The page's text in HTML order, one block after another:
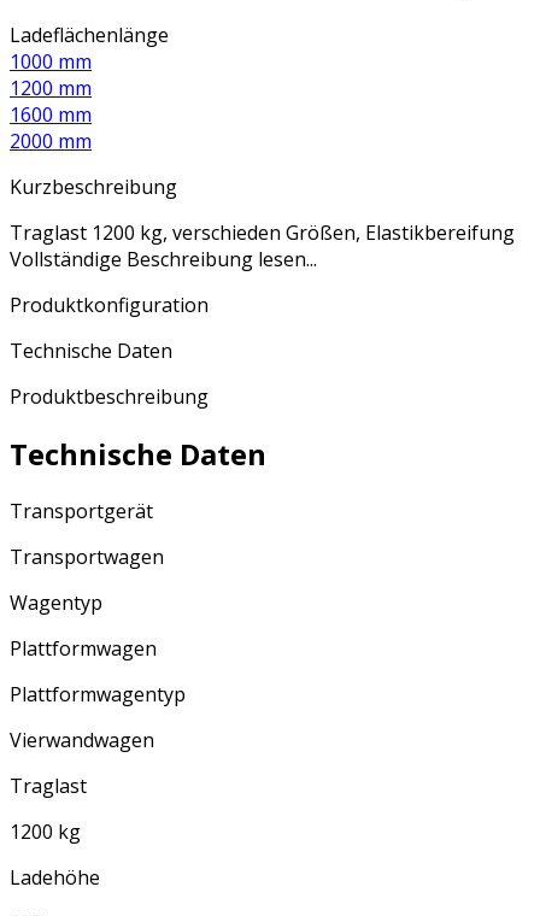
Ladeflächenlänge
1000 mm
1200 mm
1600 mm
2000 mm
Kurzbeschreibung
Traglast 1200 kg, verschieden Größen, Elastikbereifung
Vollständige Beschreibung lesen...
Produktkonfiguration
Technische Daten
Produktbeschreibung
Technische Daten
Transportgerät
Transportwagen
Wagentyp
Plattformwagen
Plattformwagentyp
Vierwandwagen
Traglast
1200 kg
Ladehöhe